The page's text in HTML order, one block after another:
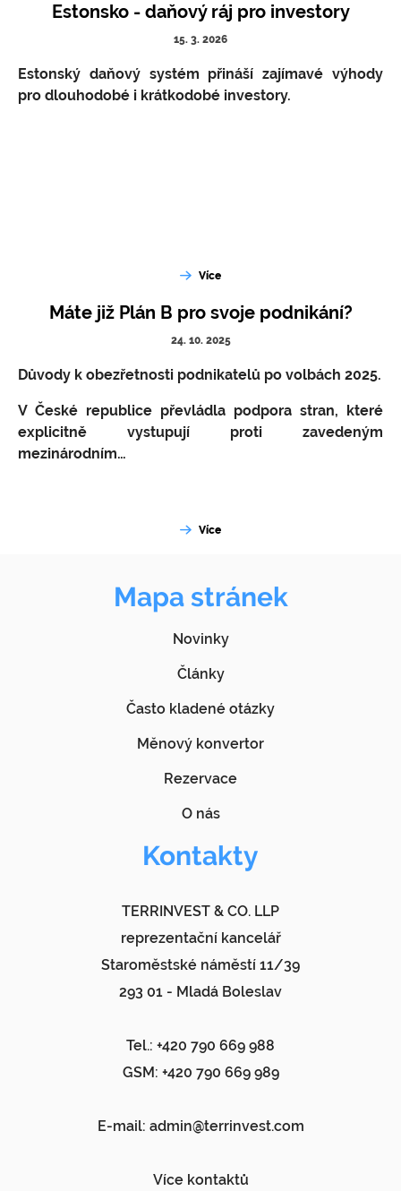
Estonsko - daňový ráj pro investory
15. 3. 2026
Estonský daňový systém přináší zajímavé výhody
pro dlouhodobé i krátkodobé investory.
Více
Máte již Plán B pro svoje podnikání?
24. 10. 2025
Důvody k obezřetnosti podnikatelů po volbách 2025.
V České republice převládla podpora stran, které
explicitně vystupují proti zavedeným
mezinárodním…
Více
Mapa stránek
Novinky
Články
Často kladené otázky
Měnový konvertor
Rezervace
O nás
Kontakty
TERRINVEST & CO. LLP
reprezentační kancelář
Staroměstské náměstí 11/39
293 01 - Mladá Boleslav
Tel.: +420 790 669 988
GSM: +420 790 669 989
E-mail: admin@terrinvest.com
Více kontaktů